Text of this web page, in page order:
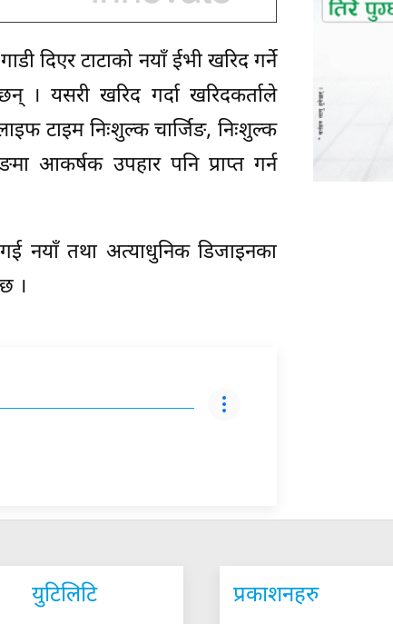
दिएर टाटाको नयाँ ईभी खरिद गर्ने
। यसरी खरिद गर्दा खरिदकर्ताले
टाइम निःशुल्क चार्जिङ, निःशुल्क
आकर्षक उपहार पनि प्राप्त गर्न
नयाँ तथा अत्याधुनिक डिजाइनका
।
युटिलिटि प्रकाशनहरु